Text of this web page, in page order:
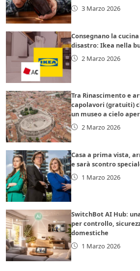
3 Marzo 2026
Consegnano la
disastro: Ikea nella
2 Marzo 2026
Tra Rinascimento e
capolavori (gratuiti)
un museo a cielo
2 Marzo 2026
Casa a prima vista,
e sarà scontro
1 Marzo 2026
SwitchBot AI Hub:
per controllo,
domestiche
1 Marzo 2026